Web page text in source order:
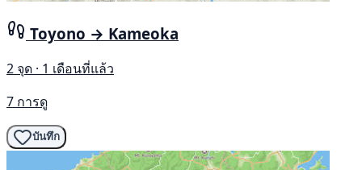
Toyono → Kameoka
2 จุด · 1 เดือนที่แล้ว
7 การดู
บันทึก